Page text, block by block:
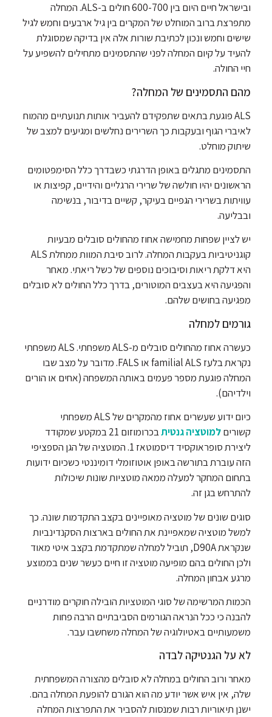
ובישראל חיים היום בין 600-700 חולים ב-ALS. המחלה
מתפרצת ברוב המוחלט של המקרים בין גיל ארבעים וחמש לגיל
שישים וחמש ונכון לכתיבת שורות אלה אין בדיקה שמסוגלת
להעיד על קיום המחלה לפני שהתסמינים מתחילים להשפיע על
חיי החולה.
מהם התסמינים של המחלה?
ALS פוגעת בתאים שתפקידם להעביר אותות תנועתיים מהמוח
לאיברי הגוף ובעקבות כך השרירים נחלשים ומגיעים למצב של
שיתוק מוחלט.
התסמינים מתגלים באופן הדרגתי כשבדרך כלל הסימפטומים
הראשונים יהיו חולשה של שרירי הרגליים והידיים, קפיצות או
עוויתות בשרירי הגפיים בעיקר, קשיים בדיבור, בנשימה
ובבליעה.
יש לציין שפחות מחמישה אחוז מהחולים סובלים מבעיות
קוגניטיביות בעקבות המחלה. לרוב סיבת המוות ממחלת ALS
היא דלקת ריאות וסיבוכים נוספים של כשל ריאתי. מאחר
והפגיעה היא בעצבים המוטורים, בדרך כלל החולים לא סובלים
מפגיעה בחושים שלהם.
גורמים למחלה
כעשרה אחוז מהחולים סובלים מ-ALS משפחתי. ALS משפחתי
נקראת בלעז familial ALS או FALS. מדובר על מצב שבו
המחלה פוגעת מספר פעמים באותה המשפחה (אחים או הורים
וילדיהם).
כיום ידוע שעשרים אחוז מהמקרים של ALS משפחתי
קשוריםלמוטציה גנטית
בכרומוזום 21 במקטע שמקודד
ליצירת סופראוקסיד דיסמוטאז 1. המוטציה של הגן הספציפי
הזה עוברת בתורשה באופן אוטוזומלי דומיננטי כשכיום ידועות
בתחום המחקר למעלה ממאה מוטציות שונות שיכולות
להתרחש בגן זה.
סוגים שונים של מוטציה מאופיינים בקצב התקדמות שונה. כך
למשל מוטציה שמאפיינת את החולים בארצות הסקנדינביות
שנקראת D90A, תוביל למחלה שמתקדמת בקצב איטי מאוד
ולכן החולים בהם מופיעה מוטציה זו חיים כעשר שנים בממוצע
מרגע אבחון המחלה.
הכמות המרשימה של סוגי המוטציות הובילה חוקרים מודרניים
להבנה כי ככל הנראה הגורמים הסביבתיים הרבה פחות
משמעותיים באטיולוגיה של המחלה משחשבו עבר.
לא על הגנטיקה לבדה
מאחר ורוב החולים במחלה לא סובלים מהצורה המשפחתית
שלה, אין איש אשר יודע מה הוא הגורם להופעת המחלה בהם.
ישנן תיאוריות רבות שמנסות להסביר את התפרצות המחלה